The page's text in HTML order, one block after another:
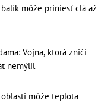
môže priniesť clá až
Vojna, ktorá zničí
nemýlil
oblasti môže teplota